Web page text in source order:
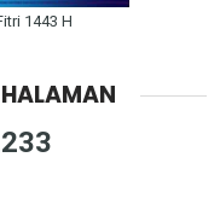
1443 H